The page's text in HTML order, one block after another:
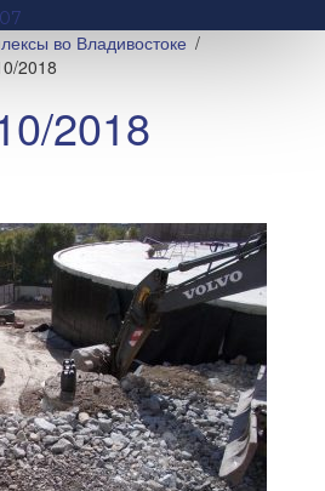
во Владивостоке
2018
2018